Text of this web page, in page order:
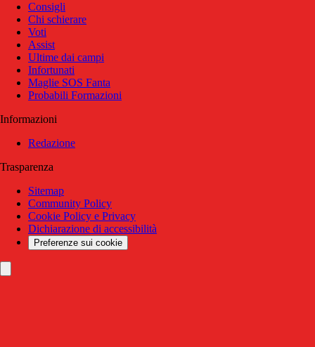
Consigli
Chi schierare
Voti
Assist
Ultime dai campi
Infortunati
Maglie SOS Fanta
Probabili Formazioni
Informazioni
Redazione
Trasparenza
Sitemap
Community Policy
Cookie Policy e Privacy
Dichiarazione di accessibilità
Preferenze sui cookie